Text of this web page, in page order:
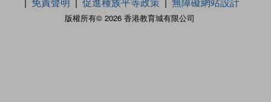
版權所有© 2026 香港教育城有限公司